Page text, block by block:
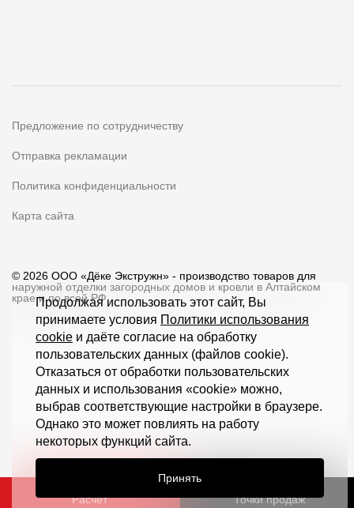
Расчет Точки продаж
Предложение по сотрудничеству
Отправка рекламации
Политика конфиденциальности
Карта сайта
© 2026 ООО «Дёке Экстружн» - производство товаров для
наружной отделки загородных домов и кровли в Алтайском
крае и по всей РФ
Продолжая использовать этот сайт, Вы
принимаете условия Политики использования
cookie и даёте согласие на обработку
пользовательских данных (файлов cookie).
Отказаться от обработки пользовательских
данных и использования «cookie» можно,
выбрав соответствующие настройки в браузере.
Однако это может повлиять на работу
некоторых функций сайта.
Принять